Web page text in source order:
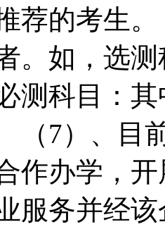
荐的考生
。如，选
测科目：
7）、目前
作办学，
服务并经